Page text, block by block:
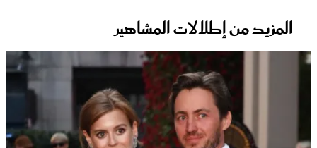
المزيد من إطلالات المشاهير